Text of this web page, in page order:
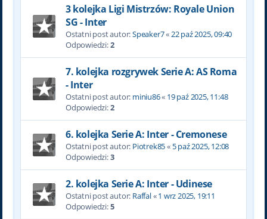
3 kolejka Ligi Mistrzów: Royale Union
SG - Inter
Ostatni post autor:Speaker7«22 paź 2025, 09:40
Odpowiedzi:2
7. kolejka rozgrywek Serie A: AS Roma
- Inter
Ostatni post autor: miniu86« 19 paź 2025, 11:48
Odpowiedzi:2
6. kolejka Serie A: Inter - Cremonese
Ostatni post autor: Piotrek85« 5 paź 2025, 12:08
Odpowiedzi:3
2. kolejka Serie A: Inter - Udinese
Ostatni post autor: Raffal«1 wrz 2025, 19:11
Odpowiedzi:5